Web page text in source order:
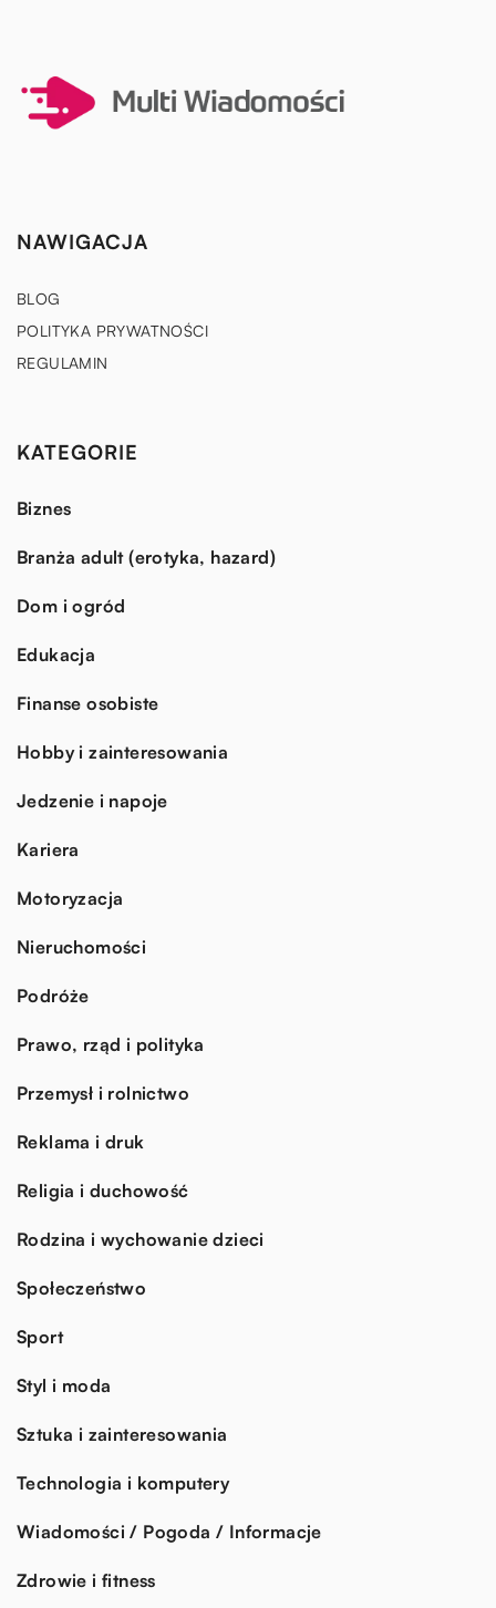
NAWIGACJA
BLOG
POLITYKA PRYWATNOŚCI
REGULAMIN
KATEGORIE
Biznes
Branża adult (erotyka, hazard)
Dom i ogród
Edukacja
Finanse osobiste
Hobby i zainteresowania
Jedzenie i napoje
Kariera
Motoryzacja
Nieruchomości
Podróże
Prawo, rząd i polityka
Przemysł i rolnictwo
Reklama i druk
Religia i duchowość
Rodzina i wychowanie dzieci
Społeczeństwo
Sport
Styl i moda
Sztuka i zainteresowania
Technologia i komputery
Wiadomości / Pogoda / Informacje
Zdrowie i fitness